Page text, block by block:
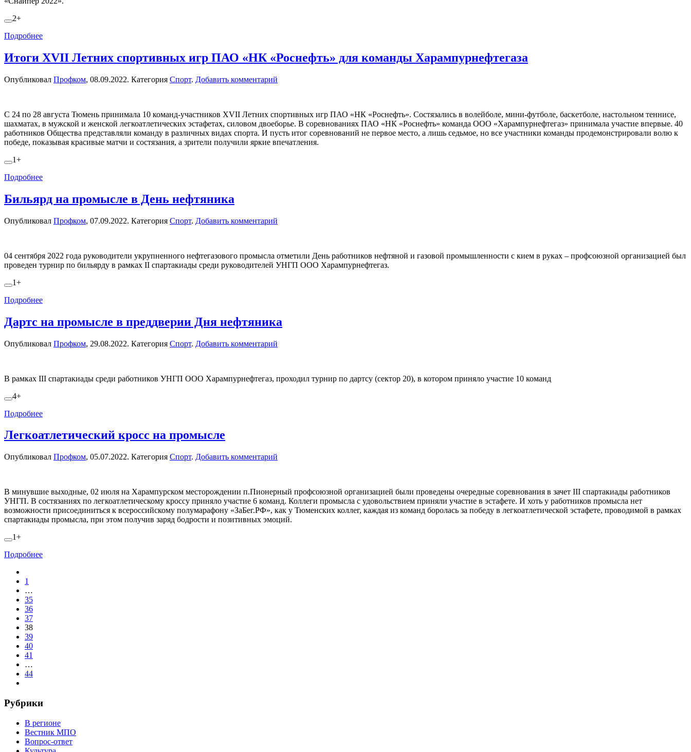
2+
Подробнее
Итоги XVII Летних спортивных игр ПАО «НК «Роснефть» для команды Харампурнефтегаза
Опубликовал Профком, 08.09.2022. Категория Спорт. Добавить комментарий
С 24 по 28 августа Тюмень принимала 10 команд-участников XVII Летних спортивных игр ПАО «НК «Роснефть». Состязались в волейболе, мини-футболе, баскетболе, настольном теннисе,
шахматах, в мужской и женской легкоатлетических эстафетах, силовом двоеборье. В соревнованиях ПАО «НК «Роснефть» команда ООО «Харампурнефтегаз» принимала участие впервые. 40
работников Общества представляли команду в различных видах спорта. И пусть итог соревнований не первое место, а лишь седьмое, но все участники команды продемонстрировали волю к
победе, показывая красивые матчи и состязания, а зрители получили яркие впечатления.
1+
Подробнее
Бильярд на промысле в День нефтяника
Опубликовал Профком, 07.09.2022. Категория Спорт. Добавить комментарий
04 сентября 2022 года руководители укрупненного нефтегазового промысла отметили День работников нефтяной и газовой промышленности с кием в руках – профсоюзной организацией был
проведен турнир по бильярду в рамках II спартакиады среди руководителей УНГП ООО Харампурнефтегаз.
1+
Подробнее
Дартс на промысле в преддверии Дня нефтяника
Опубликовал Профком, 29.08.2022. Категория Спорт. Добавить комментарий
В рамках III спартакиады среди работников УНГП ООО Харампурнефтегаз, проходил турнир по дартсу (сектор 20), в котором приняло участие 10 команд
4+
Подробнее
Легкоатлетический кросс на промысле
Опубликовал Профком, 05.07.2022. Категория Спорт. Добавить комментарий
В минувшие выходные, 02 июля на Харампурском месторождении п.Пионерный профсоюзной организацией были проведены очередные соревнования в зачет III спартакиады работников
УНГП. В состязаниях по легкоатлетическому кроссу приняло участие 6 команд. Коллеги промысла с удовольствием приняли участие в эстафете. И хоть у работников промысла нет
возможности присоединиться к всероссийскому полумарафону «ЗаБег.РФ», как у Тюменских коллег, каждая из команд боролась за победу в легкоатлетической эстафете, проводимой в рамках
спартакиады промысла, при этом получив заряд бодрости и позитивных эмоций.
1+
Подробнее
1
…
35
36
37
38
39
40
41
…
44
Рубрики
В регионе
Вестник МПО
Вопрос-ответ